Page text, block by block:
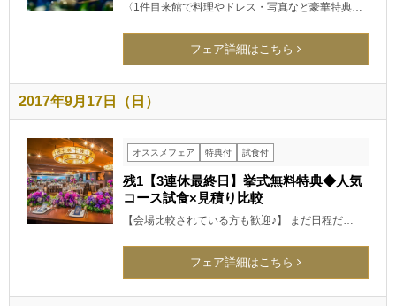
〈1件目来館で料理やドレス・写真など豪華特典…
フェア詳細はこちら
2017年9月17日（日）
オススメフェア 特典付 試食付
残1【3連休最終日】挙式無料特典◆人気
コース試食×見積り比較
【会場比較されている方も歓迎♪】 まだ日程だ…
フェア詳細はこちら